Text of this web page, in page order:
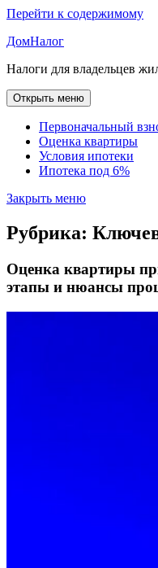
Перейти к содержимому
ДомНалог
Налоги для владельцев
Открыть меню
Первоначальный
Оценка квартиры
Условия ипотеки
Ипотека под 6%
Закрыть меню
Рубрика:
Оценка квартиры
этапы и нюансы